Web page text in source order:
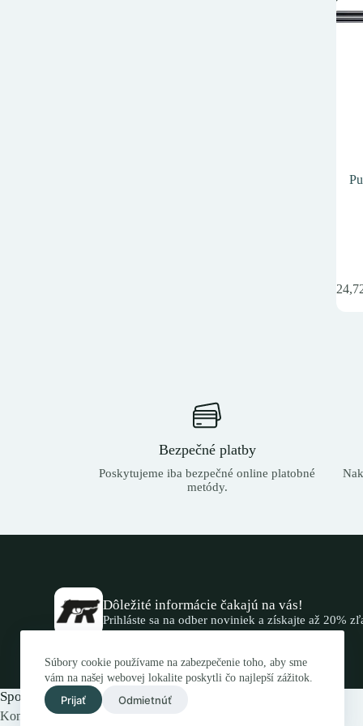
Súbory cookie používame na zabezpečenie toho, aby sme
vám na našej webovej lokalite poskytli čo najlepší zážitok.
Prijať Odmietnúť
Bezpečné platby
Poskytujeme iba bezpečné online platobné
metódy.
Dôležité informácie čakajú na vás!
Prihláste sa na odber noviniek a získajte až 20%
Spojte sa s nami.
Kontaktujte nás elektronicky alebo navštívte náš obchod.